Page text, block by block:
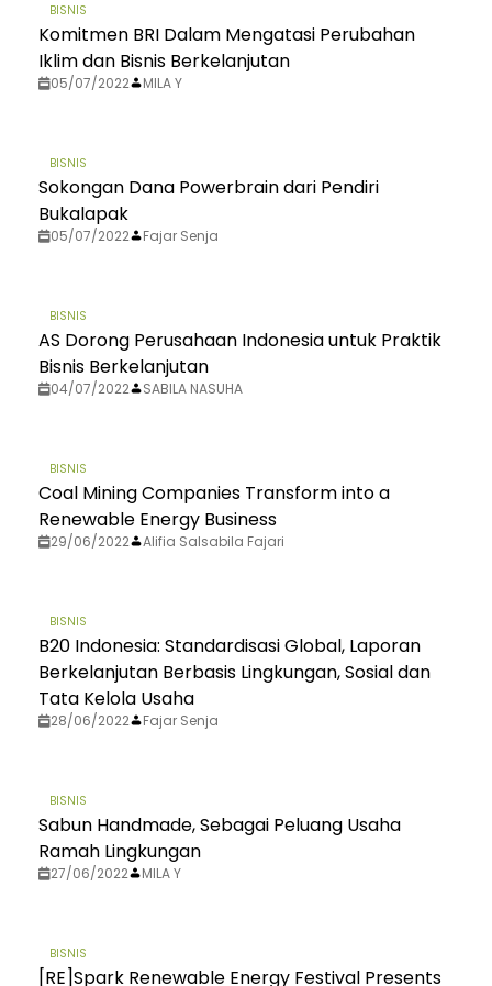
BISNIS
Komitmen BRI Dalam Mengatasi Perubahan
Iklim dan Bisnis Berkelanjutan
05/07/2022 MILA Y
BISNIS
Sokongan Dana Powerbrain dari Pendiri
Bukalapak
05/07/2022 Fajar Senja
BISNIS
AS Dorong Perusahaan Indonesia untuk Praktik
Bisnis Berkelanjutan
04/07/2022 SABILA NASUHA
BISNIS
Coal Mining Companies Transform into a
Renewable Energy Business
29/06/2022 Alifia Salsabila Fajari
BISNIS
B20 Indonesia: Standardisasi Global, Laporan
Berkelanjutan Berbasis Lingkungan, Sosial dan
Tata Kelola Usaha
28/06/2022 Fajar Senja
BISNIS
Sabun Handmade, Sebagai Peluang Usaha
Ramah Lingkungan
27/06/2022 MILA Y
BISNIS
[RE]Spark Renewable Energy Festival Presents